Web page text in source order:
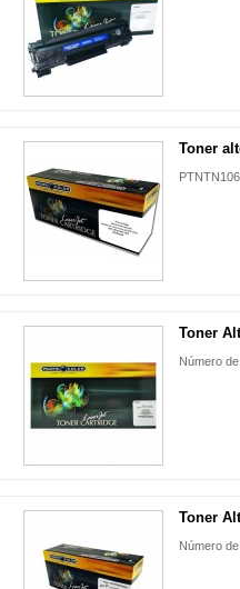
Toner
Toner
Número
Toner
Número